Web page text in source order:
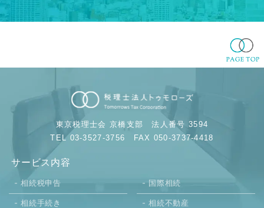
東京税理士会 京橋支部法人番号 3594
TEL 03-3527-3756
FAX 050-3737-4418
サービス内容
相続税申告 国際相続
相続手続き 相続不動産